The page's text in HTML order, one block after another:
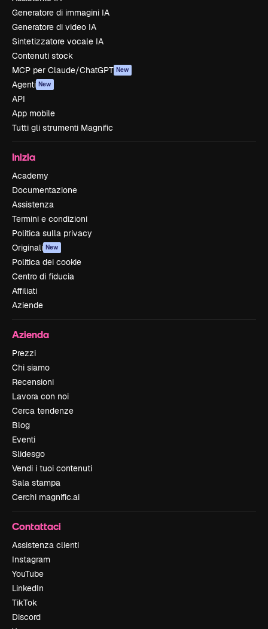
Generatore di immagini IA
Generatore di video IA
Sintetizzatore vocale IA
Contenuti stock
MCP per Claude/ChatGPT New
Agenti New
API
App mobile
Tutti gli strumenti Magnific
Inizia
Academy
Documentazione
Assistenza
Termini e condizioni
Politica sulla privacy
Originali New
Politica dei cookie
Centro di fiducia
Affiliati
Aziende
Azienda
Prezzi
Chi siamo
Recensioni
Lavora con noi
Cerca tendenze
Blog
Eventi
Slidesgo
Vendi i tuoi contenuti
Sala stampa
Cerchi magnific.ai
Contattaci
Assistenza clienti
Instagram
YouTube
LinkedIn
TikTok
Discord